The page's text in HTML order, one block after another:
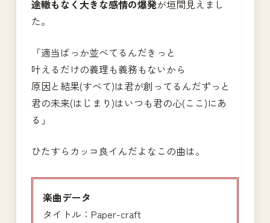
途轍もなく大きな感情の爆発が垣間見えまし
た。
「適当ばっか並べてるんだきっと
叶えるだけの義理も義務もないから
原因と結果(すべて)は君が創ってるんだずっと
君の未来(はじまり)はいつも君の心(ここ)にあ
る」
ひたすらカッコ良イんだよなこの曲は。
楽曲データ
タイトル：Paper-craft